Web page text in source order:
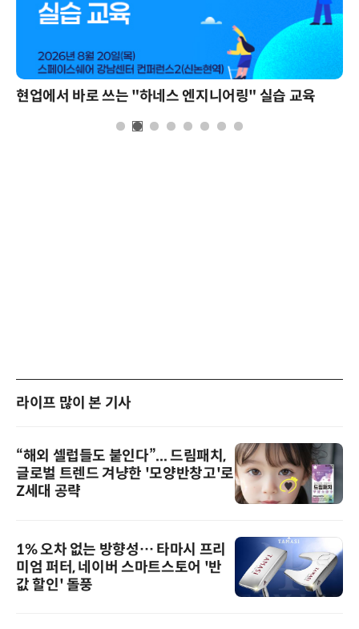
현업에서 바로 쓰는 "하네스 엔지니어링" 실습 교육
라이프 많이 본 기사
“해외 셀럽들도 붙인다”... 드림패치,
글로벌 트렌드 겨냥한 '모양반창고'로
Z세대 공략
1% 오차 없는 방향성… 타마시 프리
미엄 퍼터, 네이버 스마트스토어 '반
값 할인' 돌풍